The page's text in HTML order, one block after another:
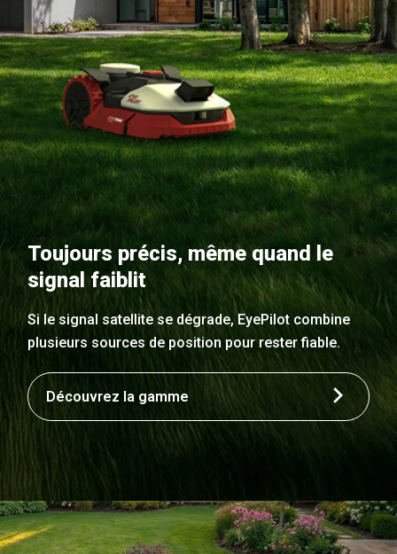
Toujours précis, même quand le
signal faiblit
Si le signal satellite se dégrade, EyePilot combine
plusieurs sources de position pour rester fiable.
Découvrez la gamme